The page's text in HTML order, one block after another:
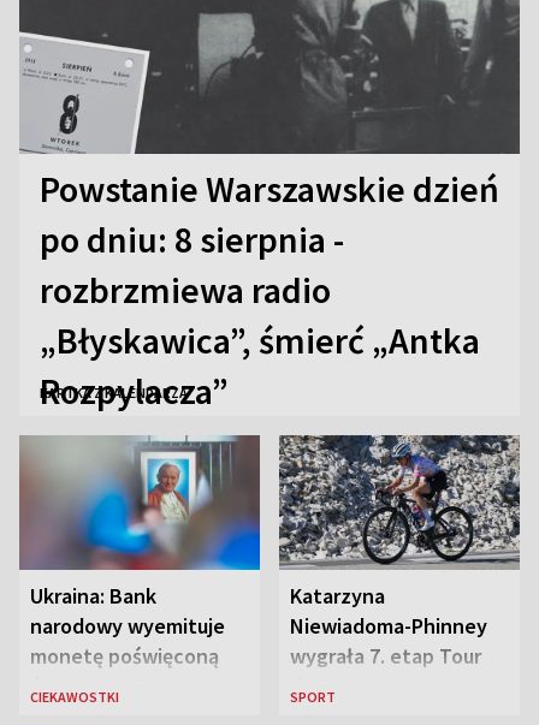
Powstanie Warszawskie dzień
po dniu: 8 sierpnia -
rozbrzmiewa radio
„Błyskawica”, śmierć „Antka
Rozpylacza”
KARTKA Z KALENDARZA
Ukraina: Bank
narodowy wyemituje
monetę poświęconą
św. Janowi Pawłowi II
CIEKAWOSTKI
Katarzyna
Niewiadoma-Phinney
wygrała 7. etap Tour
de France i została
SPORT